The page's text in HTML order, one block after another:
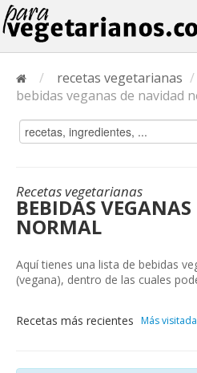
/ recetas vegetarianas /
bebidas veganas de navidad
Recetas vegetarianas
BEBIDAS
NORMAL
Aquí tienes una lista de bebidas
(vegana), dentro de las cuales
Recetas más recientes Más